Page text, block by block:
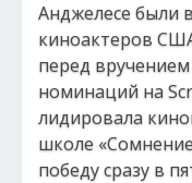
Анджелесе были
киноактеров
перед
номинаций на
лидировала
школе
победу сразу в